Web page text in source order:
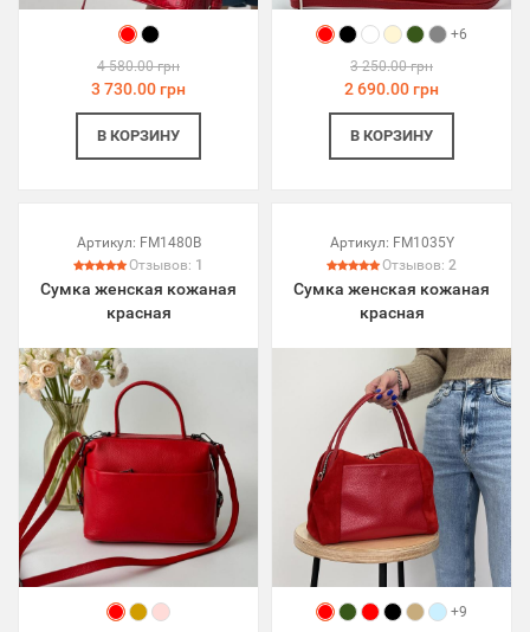
4 580.00 грн
3 730.00 грн
В КОРЗИНУ
+6
3 250.00 грн
2 690.00 грн
В КОРЗИНУ
Артикул: FM1480B
Отзывов: 1
Сумка женская кожаная
красная
Артикул: FM1035Y
Отзывов: 2
Сумка женская кожаная
красная
+9